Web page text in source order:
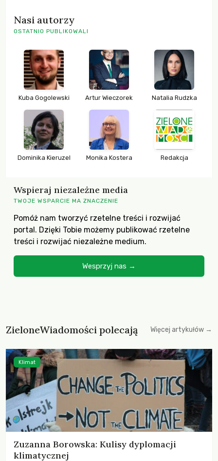
Nasi autorzy
OSTATNIO PUBLIKOWALI
Kuba Gogolewski Artur Wieczorek Natalia Rudzka
Dominika Kieruzel Monika Kostera Redakcja
Wspieraj niezależne media
TWOJE WSPARCIE MA ZNACZENIE
Pomóż nam tworzyć rzetelne treści i rozwijać
portal. Dzięki Tobie możemy publikować rzetelne
treści i rozwijać niezależne medium.
Wesprzyj nas →
ZieloneWiadomości polecają Więcej artykułów →
Zuzanna Borowska: Kulisy dyplomacji
klimatycznej
Klimat